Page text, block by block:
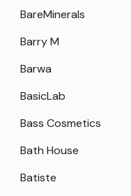
BareMinerals
Barry M
Barwa
BasicLab
Bass Cosmetics
Bath House
Batiste